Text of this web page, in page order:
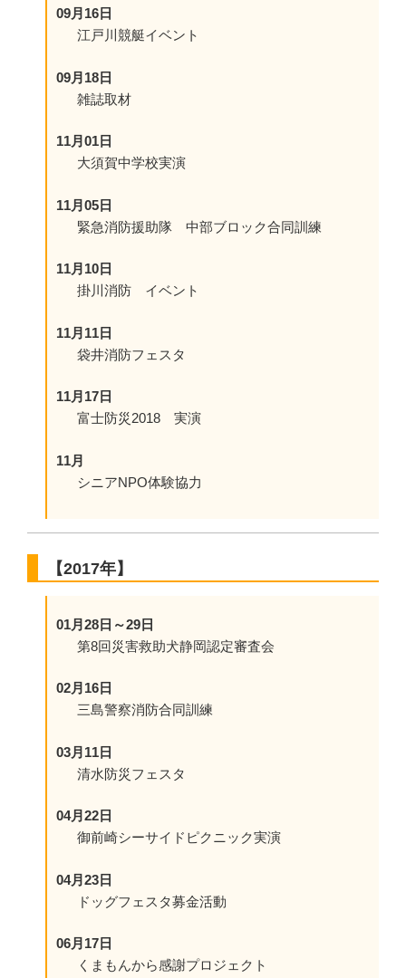
09月16日
江戸川競艇イベント
09月18日
雑誌取材
11月01日
大須賀中学校実演
11月05日
緊急消防援助隊 中部ブロック合同訓練
11月10日
掛川消防 イベント
11月11日
袋井消防フェスタ
11月17日
富士防災2018 実演
11月
シニアNPO体験協力
【2017年】
01月28日～29日
第8回災害救助犬静岡認定審査会
02月16日
三島警察消防合同訓練
03月11日
清水防災フェスタ
04月22日
御前崎シーサイドピクニック実演
04月23日
ドッグフェスタ募金活動
06月17日
くまもんから感謝プロジェクト